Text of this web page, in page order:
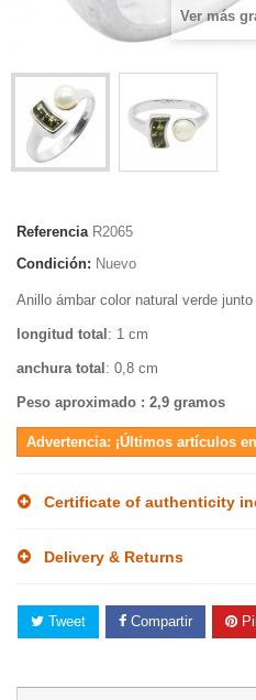
Ver más
Referencia R2065
Condición: Nuevo
Anillo ámbar color natural verde
longitud total : 1 cm
anchura total : 0,8 cm
Peso aproximado : 2,9 gramos
Advertencia: ¡Últimos artículos
Certificate of authenticity
Delivery & Returns
Tweet Compartir